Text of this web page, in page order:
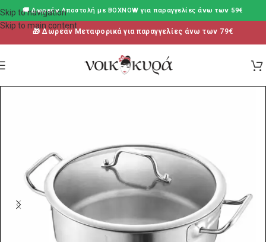
Skip to navigation
Skip to main content
🚚 Δωρεάν Aποστολή με BOXNOW για παραγγελίες άνω των 59€
🎁 Δωρεάν Μεταφορικά για παραγγελίες άνω των 79€